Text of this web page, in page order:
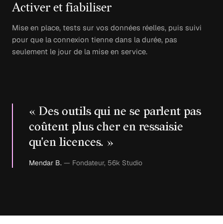
Activer et fiabiliser
Mise en place, tests sur vos données réelles, puis suivi
pour que la connexion tienne dans la durée, pas
seulement le jour de la mise en service.
« Des outils qui ne se parlent pas
coûtent plus cher en ressaisie
qu'en licences. »
Mendar B. — Fondateur, 56k Studio